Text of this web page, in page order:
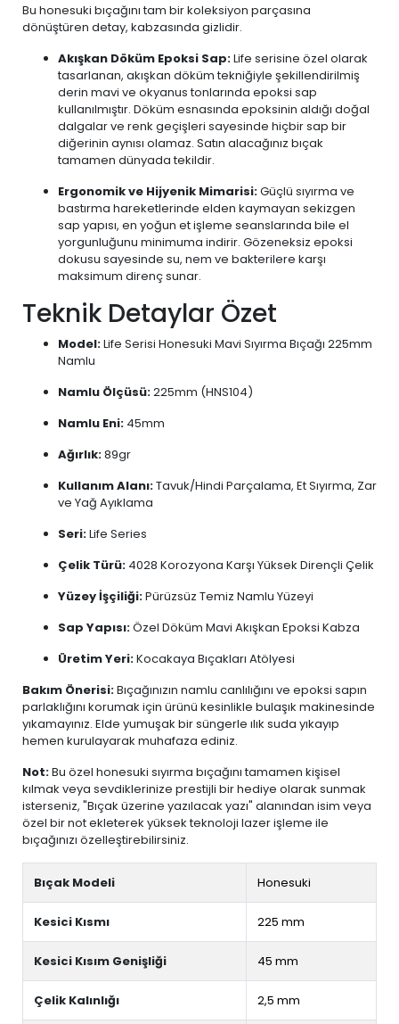
Bu honesuki bıçağını tam bir koleksiyon parçasına
dönüştüren detay, kabzasında gizlidir.
Akışkan Döküm Epoksi Sap:Life serisine özel olarak
tasarlanan, akışkan döküm tekniğiyle şekillendirilmiş
derin mavi ve okyanus tonlarında epoksi sap
kullanılmıştır. Döküm esnasında epoksinin aldığı doğal
dalgalar ve renk geçişleri sayesinde hiçbir sap bir
diğerinin aynısı olamaz. Satın alacağınız bıçak
tamamen dünyada tekildir.
Ergonomik ve Hijyenik Mimarisi:Güçlü sıyırma ve
bastırma hareketlerinde elden kaymayan sekizgen
sap yapısı, en yoğun et işleme seanslarında bile el
yorgunluğunu minimuma indirir. Gözeneksiz epoksi
dokusu sayesinde su, nem ve bakterilere karşı
maksimum direnç sunar.
Teknik Detaylar Özet
Model:Life Serisi Honesuki Mavi Sıyırma Bıçağı 225mm
Namlu
Namlu Ölçüsü:225mm (HNS104)
Namlu Eni: 45mm
Ağırlık:89gr
Kullanım Alanı:Tavuk/Hindi Parçalama, Et Sıyırma, Zar
ve Yağ Ayıklama
Seri:Life Series
Çelik Türü: 4028 Korozyona Karşı Yüksek Dirençli Çelik
Yüzey İşçiliği:Pürüzsüz Temiz Namlu Yüzeyi
Sap Yapısı:Özel Döküm Mavi Akışkan Epoksi Kabza
Üretim Yeri:Kocakaya Bıçakları Atölyesi
Bakım Önerisi:Bıçağınızın namlu canlılığını ve epoksi sapın
parlaklığını korumak için ürünü kesinlikle bulaşık makinesinde
yıkamayınız. Elde yumuşak bir süngerle ılık suda yıkayıp
hemen kurulayarak muhafaza ediniz.
Not:Bu özel honesuki sıyırma bıçağını tamamen kişisel
kılmak veya sevdiklerinize prestijli bir hediye olarak sunmak
isterseniz, "Bıçak üzerine yazılacak yazı" alanından isim veya
özel bir not ekleterek yüksek teknoloji lazer işleme ile
bıçağınızı özelleştirebilirsiniz.
Bıçak Modeli Honesuki
Kesici Kısmı 225 mm
Kesici Kısım Genişliği 45 mm
Çelik Kalınlığı 2,5 mm